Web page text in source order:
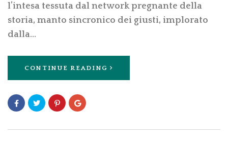
l’intesa tessuta dal network pregnante della
storia, manto sincronico dei giusti, implorato
dalla…
CONTINUE READING